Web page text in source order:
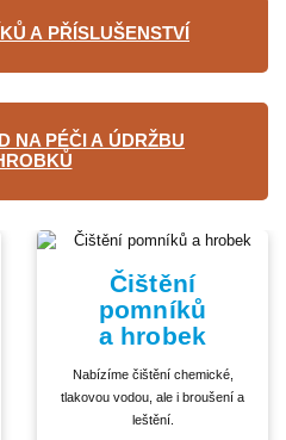
A PŘÍSLUŠENSTVÍ
NA PÉČI A ÚDRŽBU
Čištění
pomníků
a hrobek
Nabízíme čištění chemické,
tlakovou vodou, ale i broušení a
leštění.